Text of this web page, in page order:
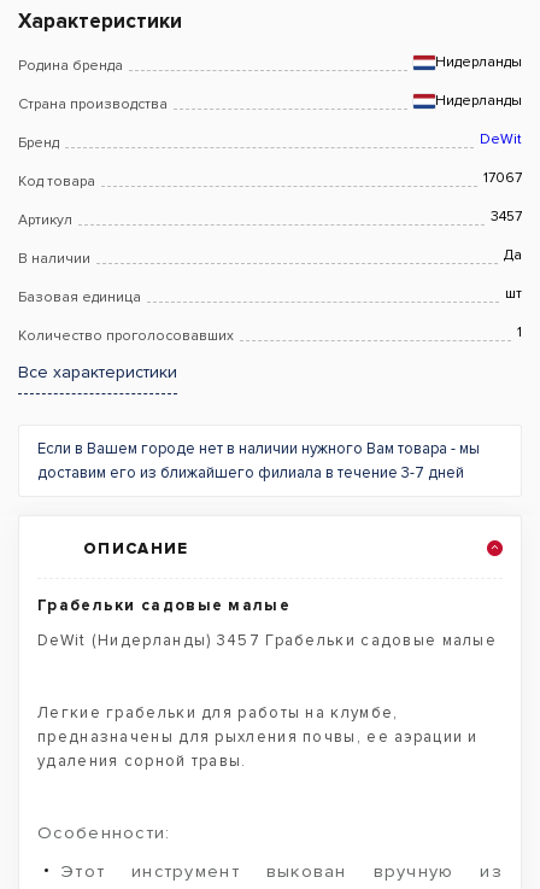
Характеристики
Родина бренда Нидерланды
Страна производства Нидерланды
Бренд DeWit
Код товара 17067
Артикул 3457
В наличии Да
Базовая единица шт
Количество проголосовавших 1
Все характеристики
Если в Вашем городе нет в наличии нужного Вам товара - мы
доставим его из ближайшего филиала в течение 3-7 дней
ОПИСАНИЕ
Грабельки садовые малые
DeWit (Нидерланды) 3457 Грабельки садовые малые
Легкие грабельки для работы на клумбе,
предназначены для рыхления почвы, ее аэрации и
удаления сорной травы.
Особенности:
Этот инструмент выкован вручную из